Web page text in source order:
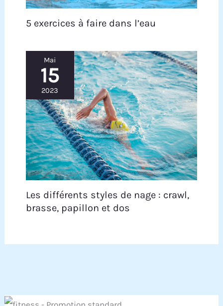
plongée en apnée au paddle board et même aux
scooters de piscine, il gère tout avec facilité.
Largement utilisé pour les activités de plongée
5 exercices à faire dans l’eau
Mai
15
2023
Les différents styles de nage : crawl,
brasse, papillon et dos